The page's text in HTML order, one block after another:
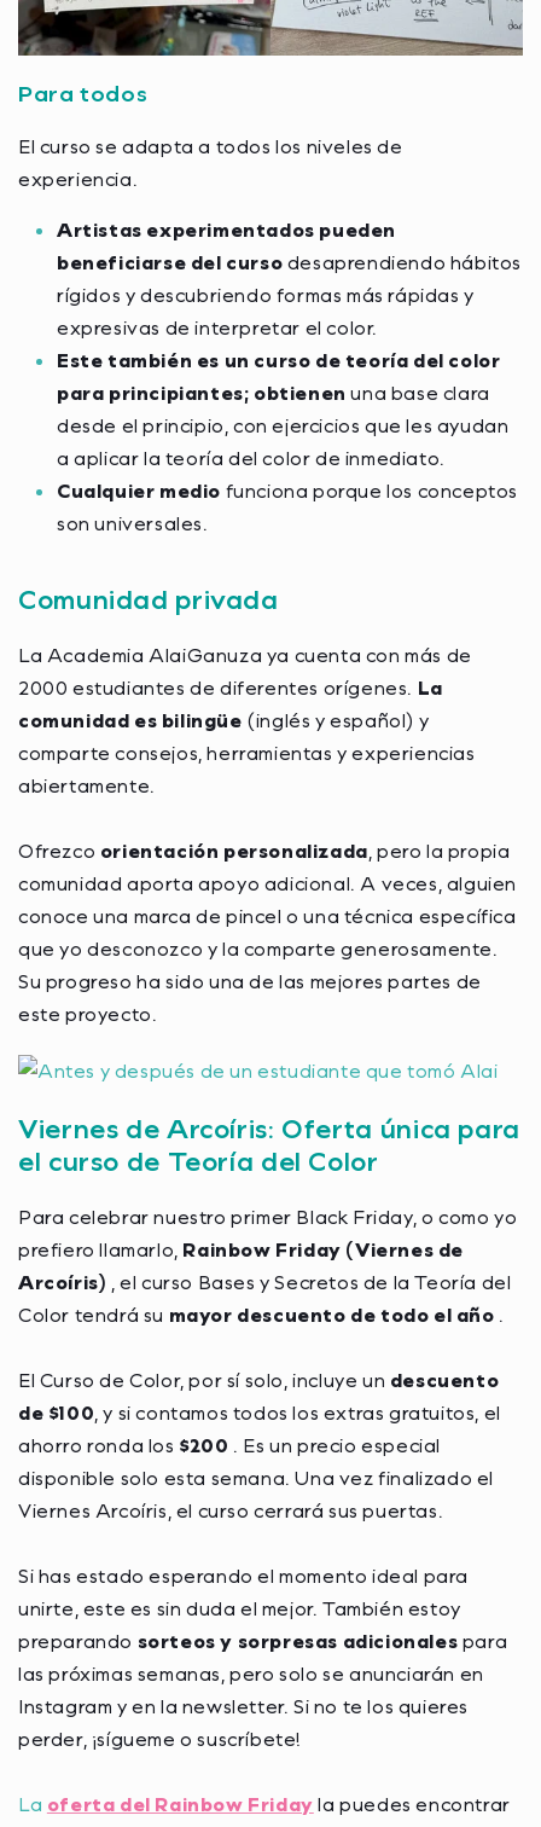
Para todos
El curso se adapta a todos los niveles de
experiencia.
Artistas experimentados pueden
beneficiarse del curso desaprendiendo hábitos
rígidos y descubriendo formas más rápidas y
expresivas de interpretar el color.
Este también es un curso de teoría del color
para principiantes; obtienen una base clara
desde el principio, con ejercicios que les ayudan
a aplicar la teoría del color de inmediato.
Cualquier medio funciona porque los conceptos
son universales.
Comunidad privada
La Academia AlaiGanuza ya cuenta con más de
2000 estudiantes de diferentes orígenes. La
comunidad es bilingüe (inglés y español) y
comparte consejos, herramientas y experiencias
abiertamente.
Ofrezco orientación personalizada , pero la propia
comunidad aporta apoyo adicional. A veces, alguien
conoce una marca de pincel o una técnica específica
que yo desconozco y la comparte generosamente.
Su progreso ha sido una de las mejores partes de
este proyecto.
Viernes de Arcoíris: Oferta única para
el curso de Teoría del Color
Para celebrar nuestro primer Black Friday, o como yo
prefiero llamarlo, Rainbow Friday (Viernes de
Arcoíris) , el curso Bases y Secretos de la Teoría del
Color tendrá su mayor descuento de todo el año .
El Curso de Color, por sí solo, incluye un descuento
de $100 , y si contamos todos los extras gratuitos, el
ahorro ronda los $200 . Es un precio especial
disponible solo esta semana. Una vez finalizado el
Viernes Arcoíris, el curso cerrará sus puertas.
Si has estado esperando el momento ideal para
unirte, este es sin duda el mejor. También estoy
preparando sorteos y sorpresas adicionales para
las próximas semanas, pero solo se anunciarán en
Instagram y en la newsletter. Si no te los quieres
perder, ¡sígueme o suscríbete!
La oferta del Rainbow Friday la puedes encontrar